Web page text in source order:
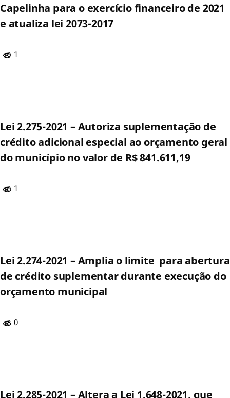
Capelinha para o exercício financeiro de 2021
e atualiza lei 2073-2017
1
Lei 2.275-2021 – Autoriza suplementação de
crédito adicional especial ao orçamento geral
do município no valor de R$ 841.611,19
1
Lei 2.274-2021 – Amplia o limite para abertura
de crédito suplementar durante execução do
orçamento municipal
0
Lei 2.285-2021 – Altera a Lei 1.648-2021, que